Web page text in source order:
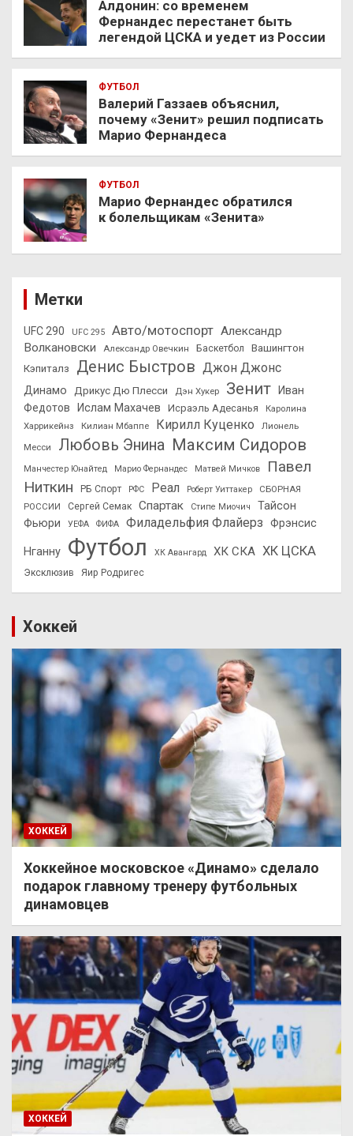
Алдонин: со временем
Фернандес перестанет быть
легендой ЦСКА и уедет из России
ФУТБОЛ
Валерий Газзаев объяснил,
почему «Зенит» решил подписать
Марио Фернандеса
ФУТБОЛ
Марио Фернандес обратился
к болельщикам «Зенита»
Метки
UFC 290 UFC 295 Авто/мотоспорт Александр
Волкановски
Александр Овечкин Баскетбол
Вашингтон
Кэпиталз
Денис Быстров Джон Джонс
Динамо Дрикус Дю Плесси Дэн Хукер Зенит
Иван
Федотов
Ислам Махачев Исраэль Адесанья
Каролина
Харрикейнз
Килиан Мбаппе Кирилл Куценко
Лионель
Месси
Любовь Энина Максим Сидоров
Манчестер Юнайтед Марио Фернандес Матвей Мичков
Павел
Ниткин
РБ Спорт РФС Реал Роберт Уиттакер
СБОРНАЯ
РОССИИ
Сергей Семак Спартак Стипе Миочич
Тайсон
Фьюри
УЕФА ФИФА Филадельфия Флайерз Фрэнсис
Нганну Футбол ХК Авангард ХК СКА ХК ЦСКА
Эксклюзив Яир Родригес
Хоккей
ХОККЕЙ
Хоккейное московское «Динамо» сделало
подарок главному тренеру футбольных
динамовцев
ХОККЕЙ